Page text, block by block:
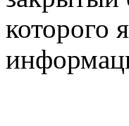
которого